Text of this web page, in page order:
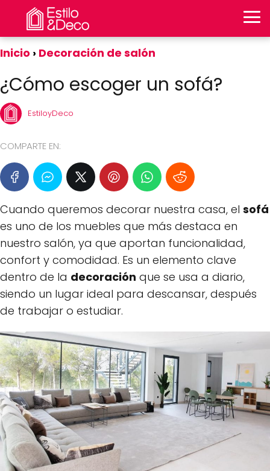
Inicio Decoración de salón
¿Cómo escoger un sofá?
EstiloyDeco
COMPARTE EN:
Cuando queremos decorar nuestra casa, el sofá
es uno de los muebles que más destaca en
nuestro salón, ya que aportan funcionalidad,
confort y comodidad. Es un elemento clave
dentro de la decoración que se usa a diario,
siendo un lugar ideal para descansar, después
de trabajar o estudiar.